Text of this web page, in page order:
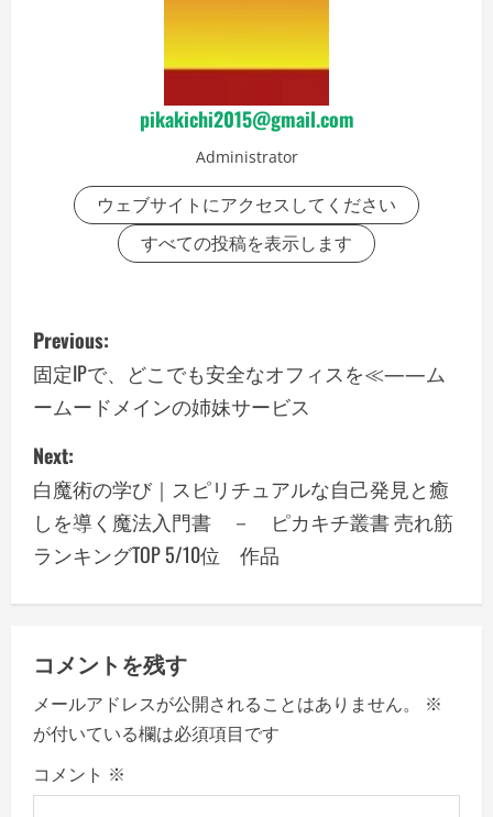
pikakichi2015@gmail.com
Administrator
ウェブサイトにアクセスしてください
すべての投稿を表示します
P
o
s
t
n
a
v
i
g
a
t
Previous:
固定IPで、どこでも安全なオフィスを≪——ム
ームードメインの姉妹サービス
Next:
白魔術の学び｜スピリチュアルな自己発見と癒
しを導く魔法入門書 － ピカキチ叢書 売れ筋
ランキングTOP 5/10位 作品
コメントを残す
メールアドレスが公開されることはありません。
※
が付いている欄は必須項目です
コメント ※